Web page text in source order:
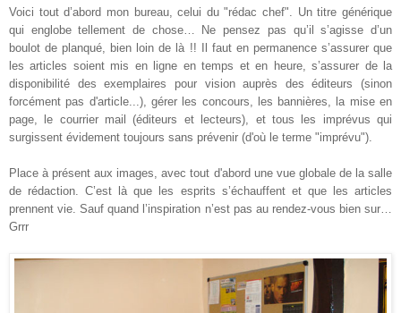
Voici tout d’abord mon bureau, celui du "rédac chef". Un titre générique
qui englobe tellement de chose… Ne pensez pas qu’il s’agisse d’un
boulot de planqué, bien loin de là !! Il faut en permanence s’assurer que
les articles soient mis en ligne en temps et en heure, s’assurer de la
disponibilité des exemplaires pour vision auprès des éditeurs (sinon
forcément pas d'article...), gérer les concours, les bannières, la mise en
page, le courrier mail (éditeurs et lecteurs), et tous les imprévus qui
surgissent évidement toujours sans prévenir (d'où le terme "imprévu").
Place à présent aux images, avec tout d'abord une vue globale de la salle
de rédaction. C’est là que les esprits s’échauffent et que les articles
prennent vie. Sauf quand l’inspiration n’est pas au rendez-vous bien sur…
Grrr